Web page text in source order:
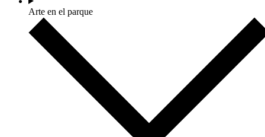
Arte en el parque